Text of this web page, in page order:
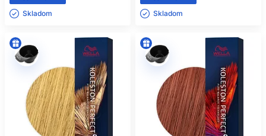
Skladom ㅤ Skladom ㅤ